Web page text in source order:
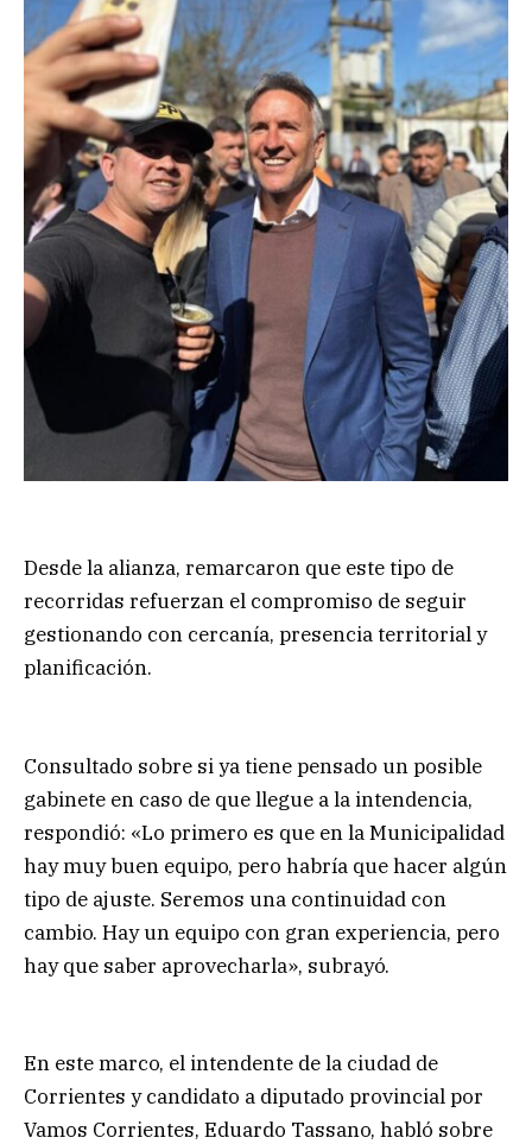
Desde la alianza, remarcaron que este tipo de
recorridas refuerzan el compromiso de seguir
gestionando con cercanía, presencia territorial y
planificación.
Consultado sobre si ya tiene pensado un posible
gabinete en caso de que llegue a la intendencia,
respondió: «Lo primero es que en la Municipalidad
hay muy buen equipo, pero habría que hacer algún
tipo de ajuste. Seremos una continuidad con
cambio. Hay un equipo con gran experiencia, pero
hay que saber aprovecharla», subrayó.
En este marco, el intendente de la ciudad de
Corrientes y candidato a diputado provincial por
Vamos Corrientes, Eduardo Tassano, habló sobre